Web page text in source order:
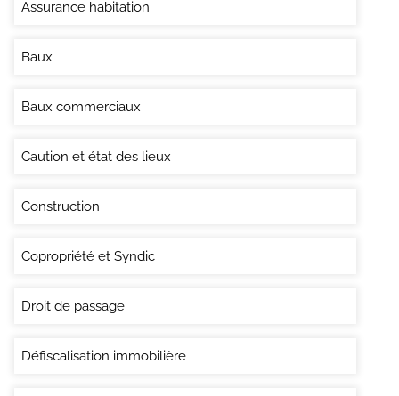
Assurance habitation
Baux
Baux commerciaux
Caution et état des lieux
Construction
Copropriété et Syndic
Droit de passage
Défiscalisation immobilière